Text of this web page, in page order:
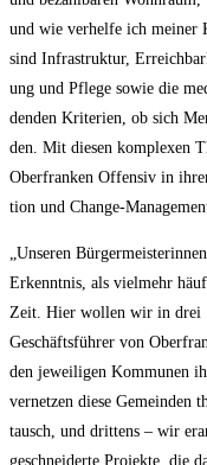
und wie ver­hel­fe ich mei­ner
sind Infra­struk­tur,
ung und Pfle­ge sowie die
den­den Kri­te­ri­en, ob sich
den. Mit die­sen kom­ple­xen
Ober­fran­ken Offen­siv in
ti­on und Chan­ge-
„Unse­ren
Erkennt­nis, als viel­mehr
Zeit. Hier wol­len wir in drei
Geschäfts­füh­rer von
den jewei­li­gen Kom­mu­nen
ver­net­zen die­se Gemein­den
tausch, und drit­tens – wir
ge­schnei­der­te Pro­jek­te, die